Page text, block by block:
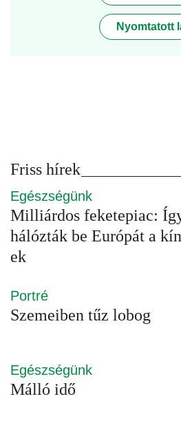
Nyomtatott
Friss hírek
Egészségünk
Milliárdos feketepiac:
hálózták be Európát a
ek
Portré
Szemeiben tűz lobog
Egészségünk
Málló idő